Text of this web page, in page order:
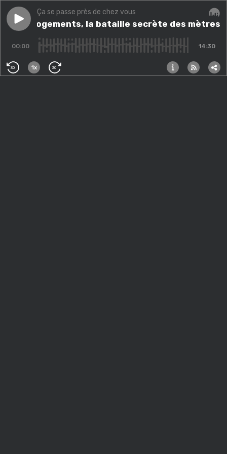
Play episodeParis : logements, la bataille secrète des mètres
Ça se passe près de chez vous
Paris : logements, la bataille secrète des mètres
00:00 14:30
30 1x 30